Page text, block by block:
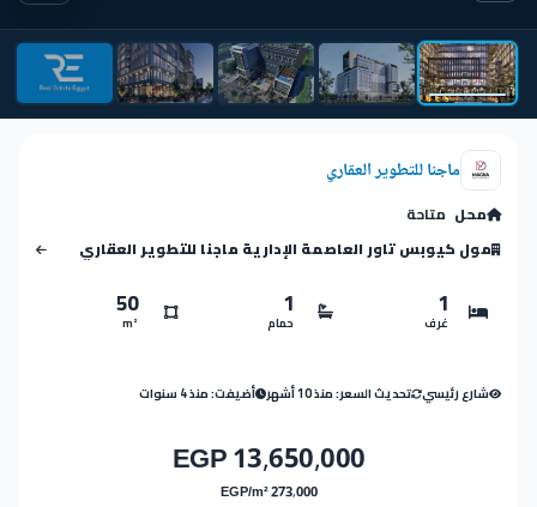
ماجنا للتطوير العقاري
محل متاحة
مول كيوبس تاور العاصمة الإدارية ماجنا للتطوير العقاري
1
غرف
1
حمام
50
m²
شارع رئيسي تحديث السعر: منذ 10 أشهر أضيفت: منذ 4 سنوات
13,650,000 EGP
273,000 EGP/m²